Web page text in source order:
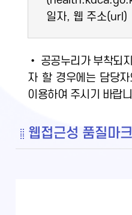
일자, 웹 주소(url)
• 공공누리가 부착되
자 할 경우에는 담당
이용하여 주시기 바랍
웹접근성 품질마